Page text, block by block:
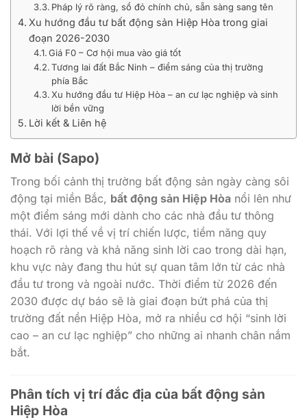
Pháp lý rõ ràng, sổ đỏ chính chủ, sẵn sàng sang tên
Xu hướng đầu tư bất động sản Hiệp Hòa trong giai
đoạn 2026-2030
Giá F0 – Cơ hội mua vào giá tốt
Tương lai đất Bắc Ninh – điểm sáng của thị trường
phía Bắc
Xu hướng đầu tư Hiệp Hòa – an cư lạc nghiệp và sinh
lời bền vững
Lời kết & Liên hệ
Mở bài (Sapo)
Trong bối cảnh thị trường bất động sản ngày càng sôi
động tại miền Bắc, bất động sản Hiệp Hòa nổi lên như
một điểm sáng mới dành cho các nhà đầu tư thông
thái. Với lợi thế về vị trí chiến lược, tiềm năng quy
hoạch rõ ràng và khả năng sinh lời cao trong dài hạn,
khu vực này đang thu hút sự quan tâm lớn từ các nhà
đầu tư trong và ngoài nước. Thời điểm từ 2026 đến
2030 được dự báo sẽ là giai đoạn bứt phá của thị
trường đất nền Hiệp Hòa, mở ra nhiều cơ hội “sinh lời
cao – an cư lạc nghiệp” cho những ai nhanh chân nắm
bắt.
Phân tích vị trí đắc địa của bất động sản
Hiệp Hòa